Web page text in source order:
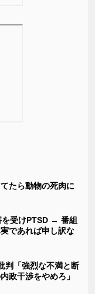
たら動物の死肉に
を受けPTSD → 番組
であれば申し訳な
判「強烈な不満と断
政干渉をやめろ」